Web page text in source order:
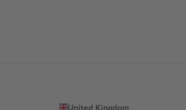
United Kingdom